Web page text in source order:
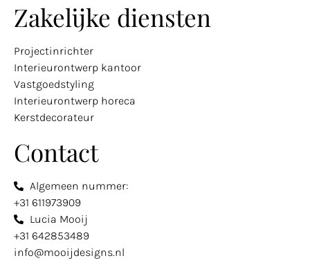
Zakelijke diensten
Projectinrichter
Interieurontwerp kantoor
Vastgoedstyling
Interieurontwerp horeca
Kerstdecorateur
Contact
Algemeen nummer:
+31 611973909
Lucia Mooij
+31 642853489
info@mooijdesigns.nl